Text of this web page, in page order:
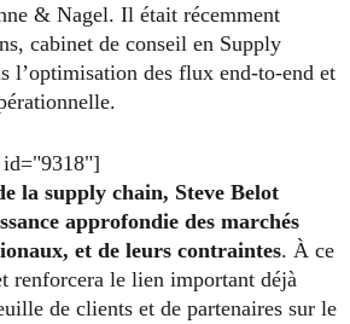
& Nagel. Il était récemment
cabinet de conseil en Supply
l’optimisation des flux end-to-end et
id="9318"]
la supply chain, Steve Belot
approfondie des marchés
et de leurs contraintes. À ce
renforcera le lien important déjà
de clients et de partenaires sur le